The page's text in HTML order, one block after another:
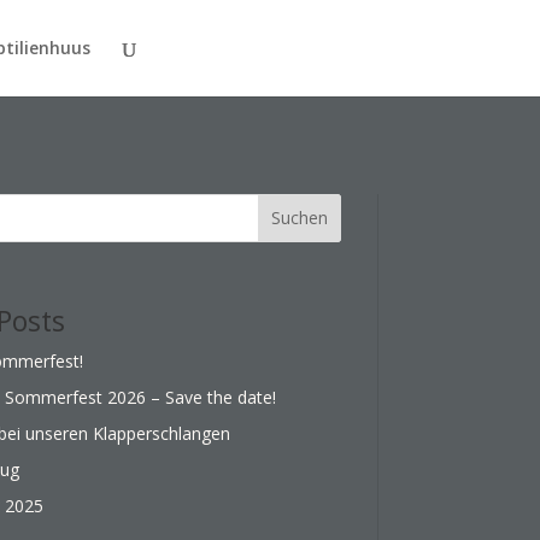
Suchen
Sommerfest 2026 – Save the date!
unseren Klapperschlangen